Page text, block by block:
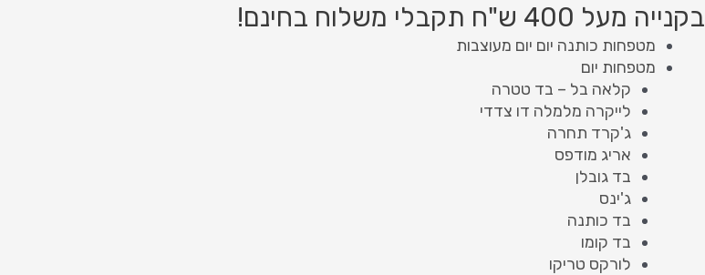
דילוג
לתוכן
בקנייה מעל 400 ש"ח תקבלי משלוח בחינם!
מטפחות כותנה יום יום מעוצבות
מטפחות יום
קלאה בל – בד טטרה
לייקרה מלמלה דו צדדי
ג'קרד תחרה
אריג מודפס
בד גובלן
ג'ינס
בד כותנה
בד קומו
לורקס טריקו
Products
search
Products
search
כמות
של
כותנה